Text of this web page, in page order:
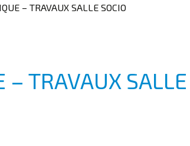
– TRAVAUX SALLE SOCIO
TRAVAUX SALLE